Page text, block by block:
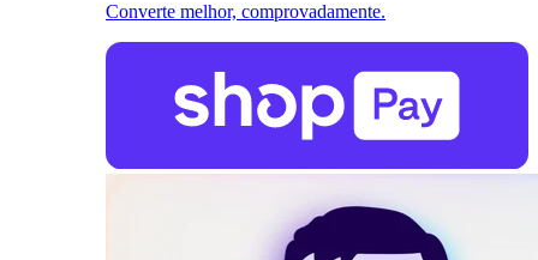
Converte melhor, comprovadamente.